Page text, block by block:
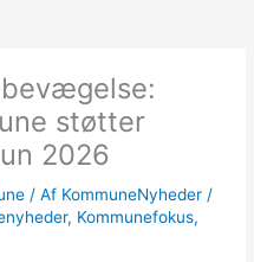
støtter
2026
/ Af KommuneNyheder/
, Kommunefokus,